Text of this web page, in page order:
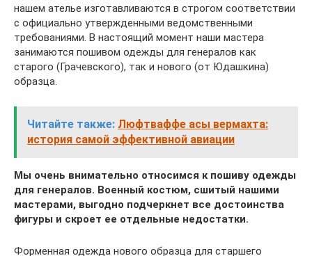
нашем ателье изготавливаются в строгом соответствии
с официально утвержденными ведомственными
требованиями. В настоящий момент наши мастера
занимаются пошивом одежды для генералов как
старого (Грачевского), так и нового (от Юдашкина)
образца.
Читайте также: Люфтваффе асы вермахта:
история самой эффективной авиации
Мы очень внимательно относимся к пошиву одежды
для генералов. Военный костюм, сшитый нашими
мастерами, выгодно подчеркнет все достоинства
фигуры и скроет ее отдельные недостатки.
Форменная одежда нового образца для старшего